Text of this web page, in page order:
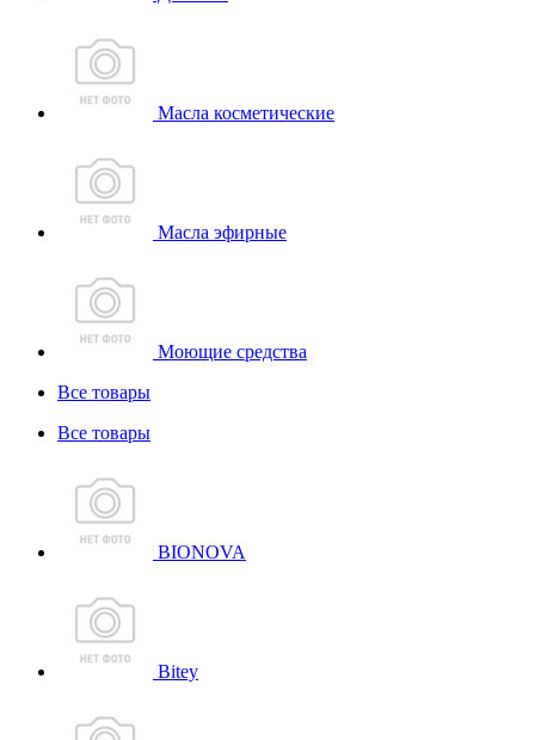
Масла косметические
Масла эфирные
Моющие средства
Все товары
Все товары
BIONOVA
Bitey